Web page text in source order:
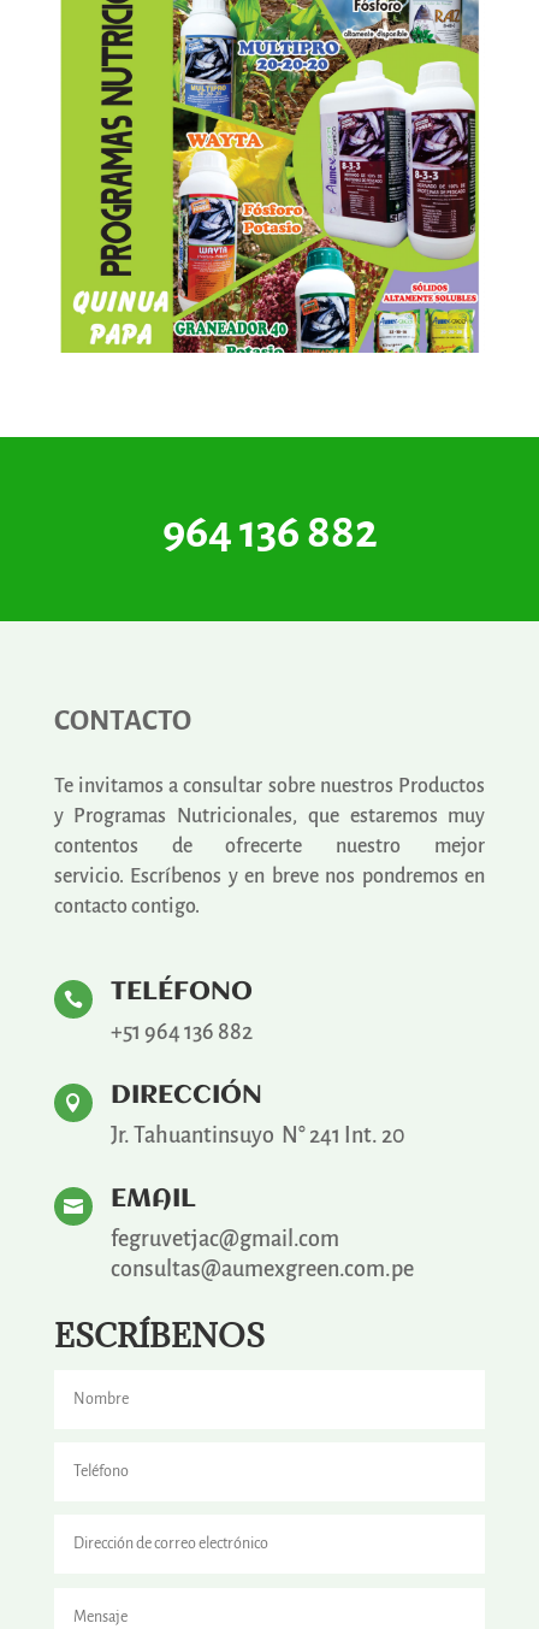
964 136 882
CONTACTO
Te invitamos a consultar sobre nuestros Productos
y Programas Nutricionales, que estaremos muy
contentos de ofrecerte nuestro mejor
servicio. Escríbenos y en breve nos pondremos en
contacto contigo.
 TELÉFONO
+51 964 136 882
 DIRECCIÓN
Jr. Tahuantinsuyo N° 241 Int. 20
 EMAIL
fegruvetjac@gmail.com
consultas@aumexgreen.com.pe
ESCRÍBENOS